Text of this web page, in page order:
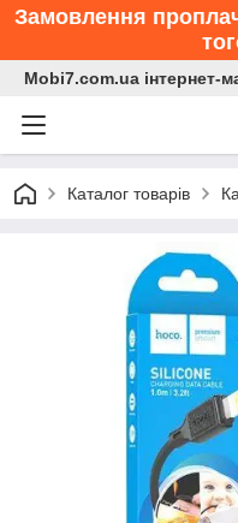
Замовлення
Mobi7.com.ua інтернет-
Каталог товарів